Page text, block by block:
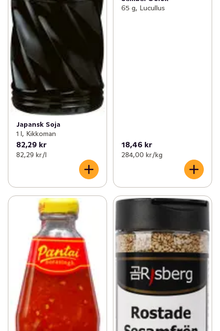
Japansk Soja
1 l, Kikkoman
82,29 kr
82,29 kr /l
65 g, Lucullus
18,46 kr
284,00 kr /kg